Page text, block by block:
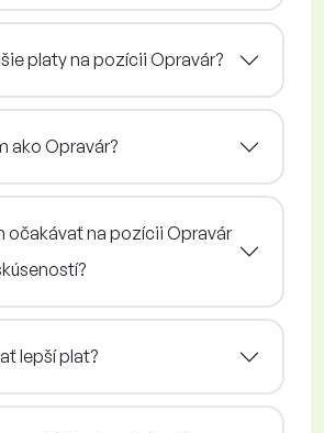
platy na pozícii Opravár?
ako Opravár?
očakávať na pozícii Opravár
lepší plat?